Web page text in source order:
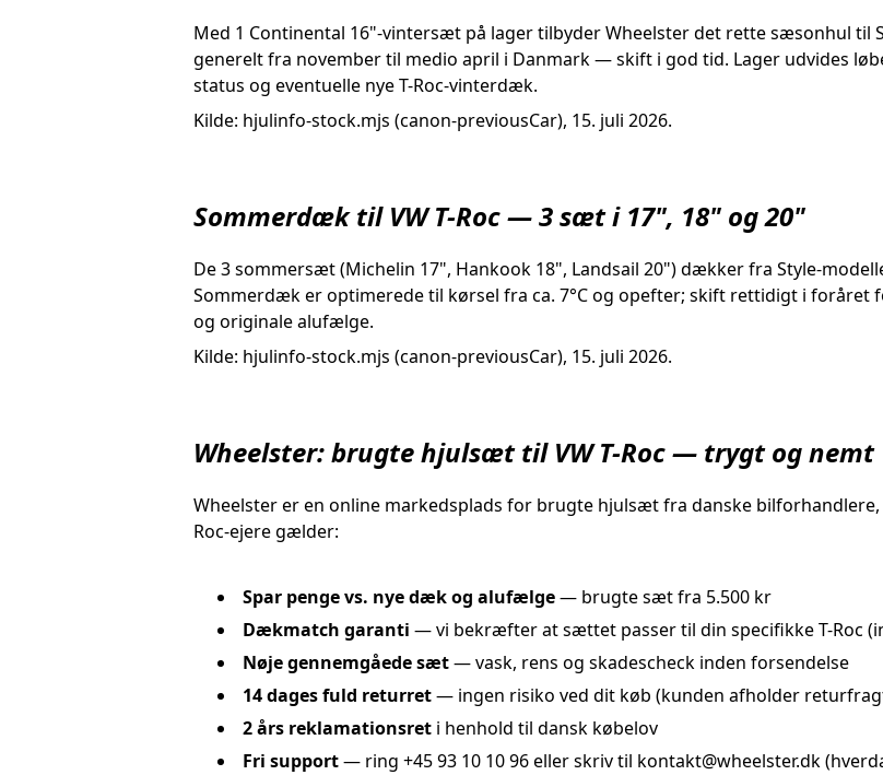
Med 1 Continental 16"-vintersæt på lager tilbyder Wheelster det rette sæsonhul til
generelt fra november til medio april i Danmark — skift i god tid. Lager udvides
status og eventuelle nye T-Roc-vinterdæk.
Kilde: hjulinfo-stock.mjs (canon-previousCar), 15. juli 2026.
Sommerdæk til VW T-Roc — 3 sæt i 17", 18" og 20"
De 3 sommersæt (Michelin 17", Hankook 18", Landsail 20") dækker fra Style-
Sommerdæk er optimerede til kørsel fra ca. 7°C og opefter; skift rettidigt i foråret
og originale alufælge.
Kilde: hjulinfo-stock.mjs (canon-previousCar), 15. juli 2026.
Wheelster: brugte hjulsæt til VW T-Roc — trygt og nemt
Wheelster er en online markedsplads for brugte hjulsæt fra danske bilforhandlere,
Roc-ejere gælder:
Spar penge vs. nye dæk og alufælge— brugte sæt fra 5.500 kr
Dækmatch garanti — vi bekræfter at sættet passer til din specifikke T-Roc
Nøje gennemgåede sæt— vask, rens og skadescheck inden forsendelse
14 dages fuld returret— ingen risiko ved dit køb (kunden afholder
2 års reklamationsreti henhold til dansk købelov
Fri support— ring +45 93 10 10 96 eller skriv til kontakt@wheelster.dk